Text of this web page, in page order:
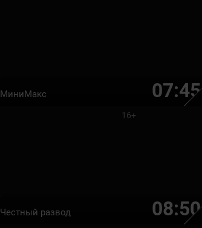
МиниМакс 07:45
16+
Честный развод 08:50